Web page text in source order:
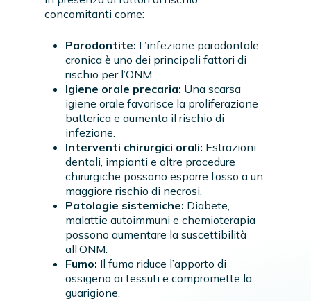
concomitanti come:
Parodontite: L’infezione parodontale
cronica è uno dei principali fattori di
rischio per l’ONM.
Igiene orale precaria: Una scarsa
igiene orale favorisce la proliferazione
batterica e aumenta il rischio di
infezione.
Interventi chirurgici orali: Estrazioni
dentali, impianti e altre procedure
chirurgiche possono esporre l’osso a un
maggiore rischio di necrosi.
Patologie sistemiche: Diabete,
malattie autoimmuni e chemioterapia
possono aumentare la suscettibilità
all’ONM.
Fumo: Il fumo riduce l’apporto di
ossigeno ai tessuti e compromette la
guarigione.